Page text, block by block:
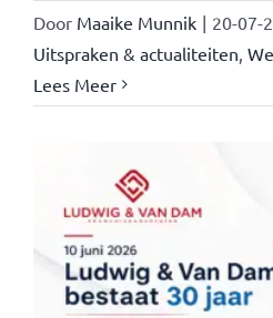
Door Maaike Munnik | 20-07-
Uitspraken & actualiteiten
Lees Meer